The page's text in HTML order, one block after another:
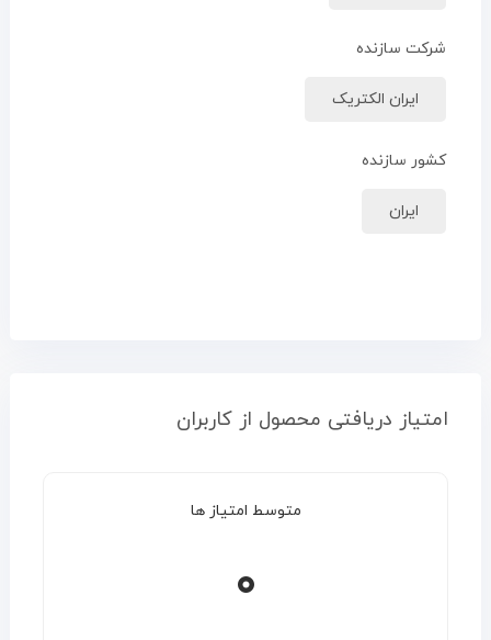
شرکت سازنده
ایران الکتریک
کشور سازنده
ایران
امتیاز دریافتی محصول از کاربران
متوسط امتیاز ها
۰